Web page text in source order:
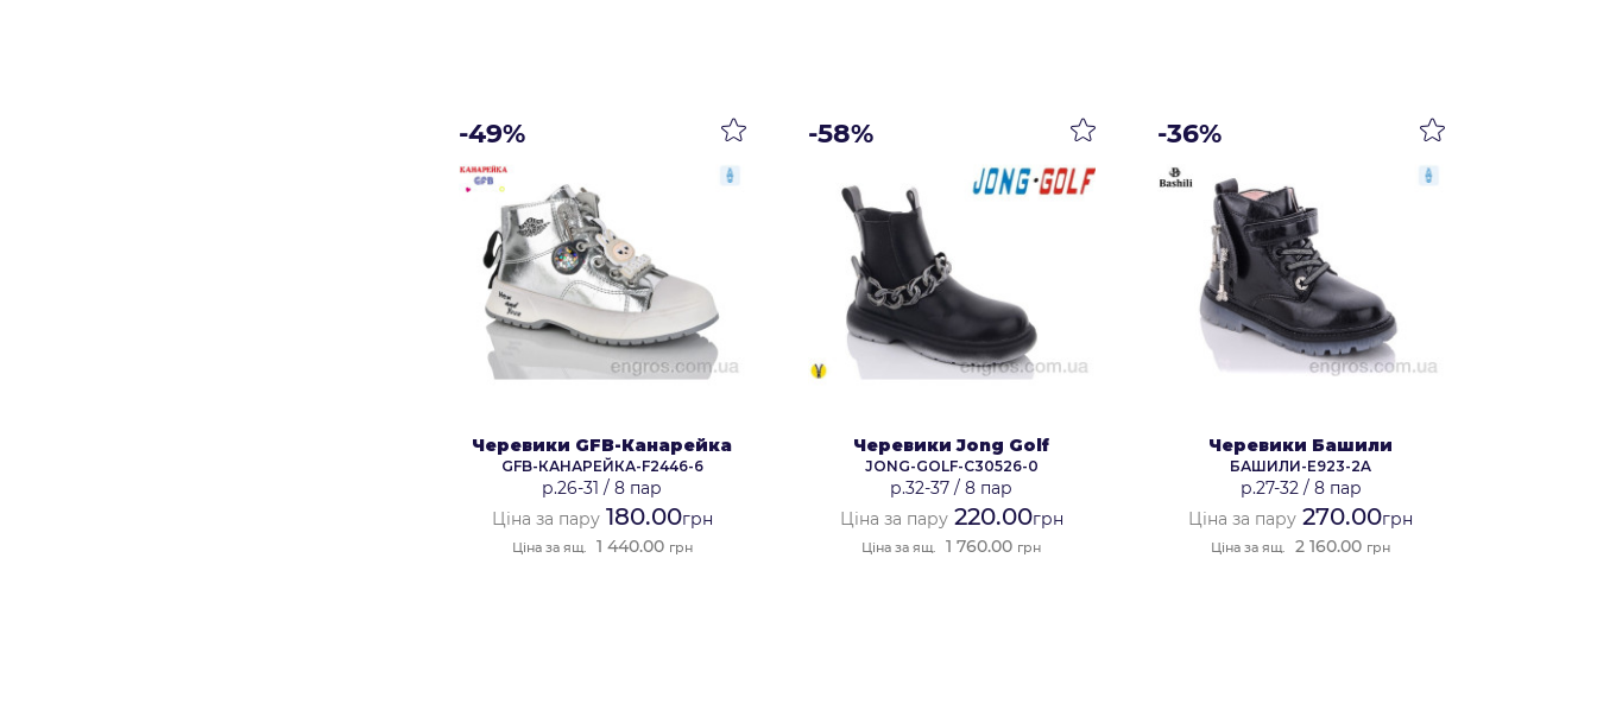
-49%
Черевики GFB-Канарейка
GFB-КАНАРЕЙКА-F2446-6
р.26-31 /8 пар
Ціна за пару180.00грн
Ціна за ящ. 1 440.00 грн
-58%
Черевики Jong Golf
JONG-GOLF-C30526-0
р.32-37 /8 пар
Ціна за пару220.00грн
Ціна за ящ. 1 760.00 грн
-36%
Черевики Башили
БАШИЛИ-E923-2A
р.27-32/ 8 пар
Ціна за пару 270.00грн
Ціна за ящ. 2 160.00 грн